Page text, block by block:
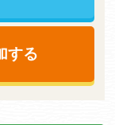
する